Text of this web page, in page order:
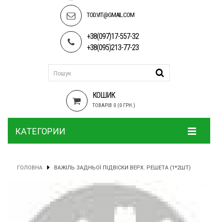
TOD.VIT@GMAIL.COM
+38(097)17-557-32
+38(095)213-77-23
КОШИК
ТОВАРІВ 0 (0 ГРН.)
КАТЕГОРИИ
ГОЛОВНА ВАЖІЛЬ ЗАДНЬОЇ ПІДВІСКИ ВЕРХ. РЕШЕТА (1*2ШТ)